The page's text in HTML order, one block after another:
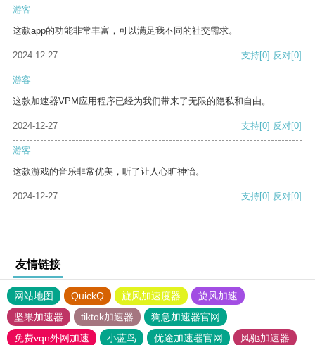
游客
这款app的功能非常丰富，可以满足我不同的社交需求。
2024-12-27 支持[0] 反对[0]
游客
这款加速器VPM应用程序已经为我们带来了无限的隐私和自由。
2024-12-27 支持[0] 反对[0]
游客
这款游戏的音乐非常优美，听了让人心旷神怡。
2024-12-27 支持[0] 反对[0]
友情链接
网站地图 QuickQ 旋风加速度器
旋风加速
坚果加速器
tiktok加速器
狗急加速器官网
免费vqn外网加速
小蓝鸟 优途加速器官网
风驰加速器